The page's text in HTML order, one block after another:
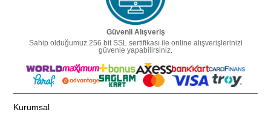
Güvenli Alışveriş
Sahip olduğumuz 256 bit SSL sertifikası ile online alışverişlerinizi
güvenle yapabilirsiniz.
Kurumsal